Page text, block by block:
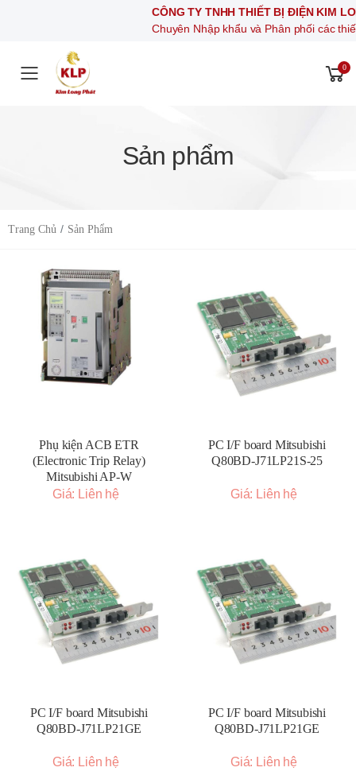
CÔNG TY TNHH THIẾT BỊ ĐIỆN KIM LONG PHÁT
Chuyên Nhập khẩu và Phân phối các thiết bị khí
Toggle mobile menu
0
Sản phẩm
Trang Chủ Sản Phẩm
Phụ kiện ACB ETR
(Electronic Trip Relay)
Mitsubishi AP-W
Giá: Liên hệ
PC I/F board Mitsubishi
Q80BD-J71LP21S-25
Giá: Liên hệ
PC I/F board Mitsubishi
Q80BD-J71LP21GE
Giá: Liên hệ
PC I/F board Mitsubishi
Q80BD-J71LP21GE
Giá: Liên hệ